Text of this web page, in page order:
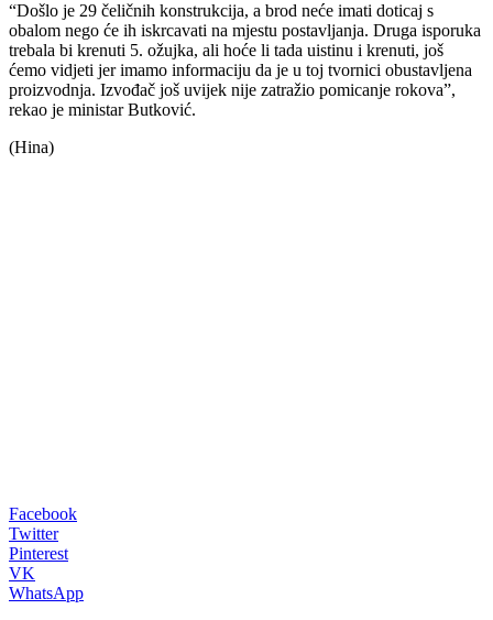
“Došlo je 29 čeličnih konstrukcija, a brod neće imati doticaj s
obalom nego će ih iskrcavati na mjestu postavljanja. Druga isporuka
trebala bi krenuti 5. ožujka, ali hoće li tada uistinu i krenuti, još
ćemo vidjeti jer imamo informaciju da je u toj tvornici obustavljena
proizvodnja. Izvođač još uvijek nije zatražio pomicanje rokova”,
rekao je ministar Butković.
(Hina)
Facebook
Twitter
Pinterest
VK
WhatsApp